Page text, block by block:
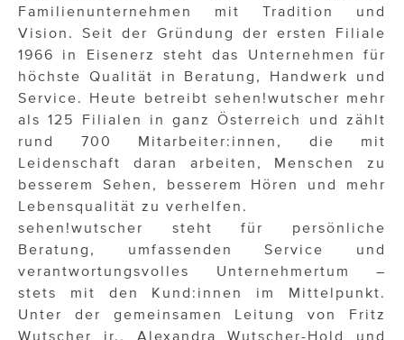
Familienunternehmen mit Tradition und
Vision. Seit der Gründung der ersten Filiale
1966 in Eisenerz steht das Unternehmen für
höchste Qualität in Beratung, Handwerk und
Service. Heute betreibt sehen!wutscher mehr
als 125 Filialen in ganz Österreich und zählt
rund 700 Mitarbeiter:innen, die mit
Leidenschaft daran arbeiten, Menschen zu
besserem Sehen, besserem Hören und mehr
Lebensqualität zu verhelfen.
sehen!wutscher steht für persönliche
Beratung, umfassenden Service und
verantwortungsvolles Unternehmertum –
stets mit den Kund:innen im Mittelpunkt.
Unter der gemeinsamen Leitung von Fritz
Wutscher jr., Alexandra Wutscher-Hold und